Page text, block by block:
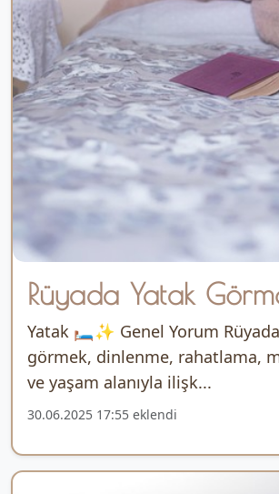
Rüyada Yatak
Yatak 🛏️✨ Genel Yorum
görmek, dinlenme, rahatlama,
ve yaşam alanıyla ilişk...
30.06.2025 17:55 eklendi